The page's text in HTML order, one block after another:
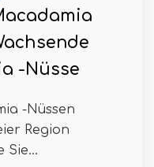
-Nüsse
-Nüssen
Region
Sie...